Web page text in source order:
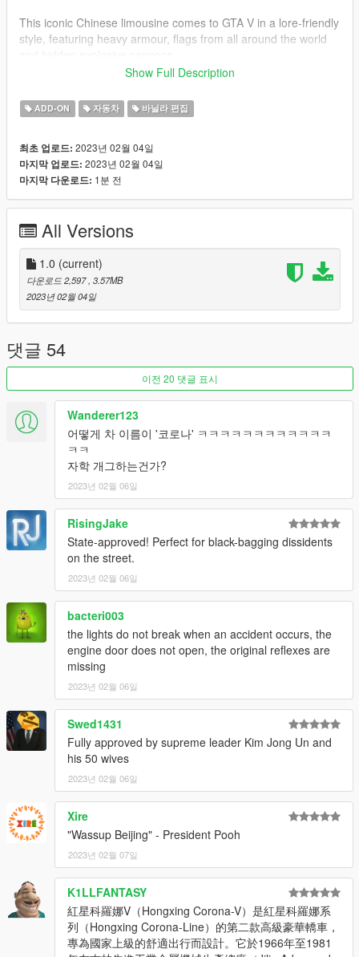
This iconic Chinese limousine comes to GTA V in a lore-friendly
style, featuring heavy armour, flags from all around the world
Open up the hidden cannons by holding the "H" key.
Credits
-Rockstar Games: Shared bits
-skrungus: Pictures
-Sirocc: Pictures
-MyCrystals: Description
-Put the "spcorona" folder in mods\update\x64\dlcpacks
-Add this line -> dlcpacks:\spcorona\ to the dlclist.xml
(mods\update\update.rpf\common\data)
Spawn Name: corona
Respect people's work; ask me for permission in order to
edit, port or use in FiveM.
Show Full Description
ADD-ON 자동차 바닐라 편집
최초 업로드: 2023년 02월 04일
마지막 업로드: 2023년 02월 04일
마지막 다운로드: 1분 전
All Versions
1.0 (current)
다운로드 2,597, 3.57MB
2023년 02월 04일
댓글 54
이전 20 댓글 표시
Wanderer123
어떻게 차 이름이 '코로나' ㅋㅋㅋㅋㅋㅋㅋㅋㅋㅋㅋㅋ
ㅋㅋ
자학 개그하는건가?
2023년 02월 06일
RisingJake
State-approved! Perfect for black-bagging dissidents
on the street.
2023년 02월 06일
bacteri003
the lights do not break when an accident occurs, the
engine door does not open, the original reflexes are
missing
2023년 02월 06일
Swed1431
Fully approved by supreme leader Kim Jong Un and
his 50 wives
2023년 02월 06일
Xire
"Wassup Beijing" - President Pooh
2023년 02월 07일
K1LLFANTASY
紅星科羅娜V（Hongxing Corona-V）是紅星科羅娜系
列（Hongxing Corona-Line）的第二款高級豪華轎車，
專為國家上級的舒適出行而設計。它於1966年至1981